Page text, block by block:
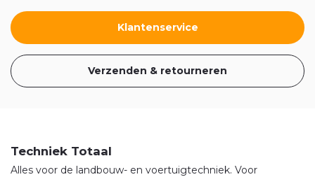
Klantenservice
Verzenden & retourneren
Techniek Totaal
Alles voor de landbouw- en voertuigtechniek. Voor